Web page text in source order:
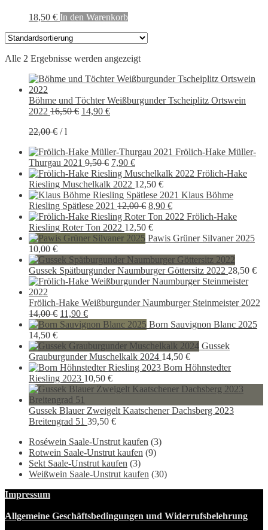
18,50 € In den Warenkorb
Alle 2 Ergebnisse werden angezeigt
Böhme und Töchter Weißburgunder Tscheiplitz Ortswein
2022 16,50€ Ursprünglicher
14,90 €Aktueller
22,00€ /l
Frölich-Hake Müller-
Thurgau 2021 9,50€ Ursprünglicher
Preis
war:
9,50 €
7,90 €Aktueller
Preis
ist:
7,90 €.
Frölich-Hake
Riesling Muschelkalk 2022 12,50 €
Klaus Böhme
Riesling Spätlese 2021 12,00€ Ursprünglicher
Preis
war:
12,00 €
8,90 €Aktueller
Preis
8,90 €.
Frölich-Hake
Riesling Roter Ton 2022 12,50 €
Pawis Grüner Silvaner 2025
10,00 €
Gussek Spätburgunder Naumburger Göttersitz 2022 28,50 €
Frölich-Hake Weißburgunder Naumburger Steinmeister 2022
14,00€ Ursprünglicher
Preis
14,00 €
11,90 €Aktueller
Preis
11,90 €.
Born Sauvignon Blanc 2025
14,50 €
Gussek
Grauburgunder Muschelkalk 2024 14,50 €
Born Höhnstedter
Riesling 2023 10,50 €
Gussek Blauer Zweigelt Kaatschener Dachsberg 2023
Breitengrad 51 39,50 €
Roséwein Saale-Unstrut kaufen (3)
Rotwein Saale-Unstrut kaufen (9)
Sekt Saale-Unstrut kaufen (3)
Weißwein Saale-Unstrut kaufen (30)
Impressum
Allgemeine Geschäftsbedingungen und Widerrufsbelehrung